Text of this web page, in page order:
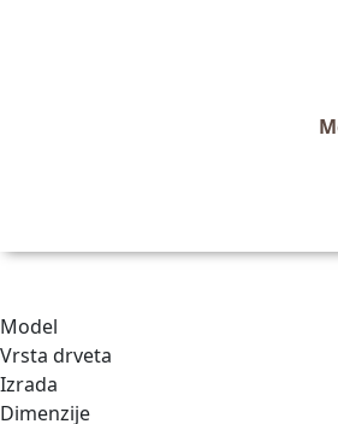
Model
Vrsta drveta
Izrada
Dimenzije